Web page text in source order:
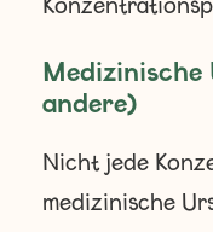
Medizinische
andere)
Nicht jede
medizinische